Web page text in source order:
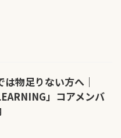
物足りない方へ｜
」コアメンバ